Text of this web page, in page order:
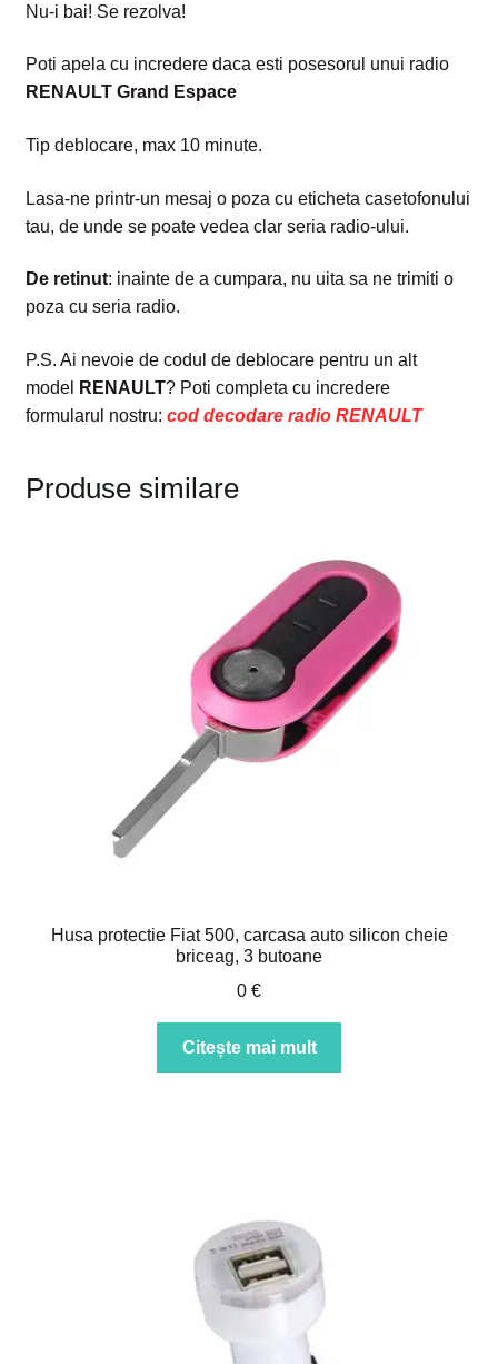
Nu-i bai! Se rezolva!
Poti apela cu incredere daca esti posesorul unui radio
RENAULT Grand Espace
Tip deblocare, max 10 minute.
Lasa-ne printr-un mesaj o poza cu eticheta casetofonului
tau, de unde se poate vedea clar seria radio-ului.
De retinut: inainte de a cumpara, nu uita sa ne trimiti o
poza cu seria radio.
P.S. Ai nevoie de codul de deblocare pentru un alt
model
RENAULT? Poti completa cu incredere
formularul nostru: cod decodare radio RENAULT
Produse similare
Husa protectie Fiat 500, carcasa auto silicon cheie
briceag, 3 butoane
0 €
Citește mai mult